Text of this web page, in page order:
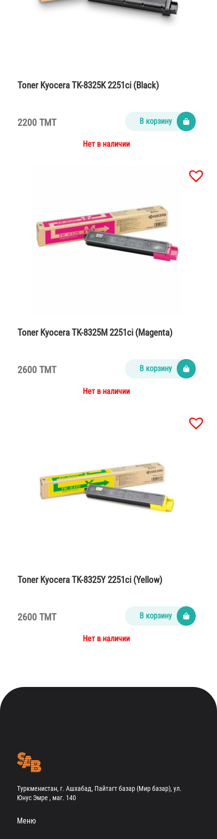
Toner Kyocera TK-8325K 2251ci (Black)
2200 TMT В корзину
Нет в наличии
Toner Kyocera TK-8325M 2251ci (Magenta)
2600 TMT В корзину
Нет в наличии
Toner Kyocera TK-8325Y 2251ci (Yellow)
2600 TMT В корзину
Нет в наличии
Туркменистан, г. Ашхабад, Пайтагт базар (Мир базар), ул.
Юнус Эмре , маг. 140
Меню